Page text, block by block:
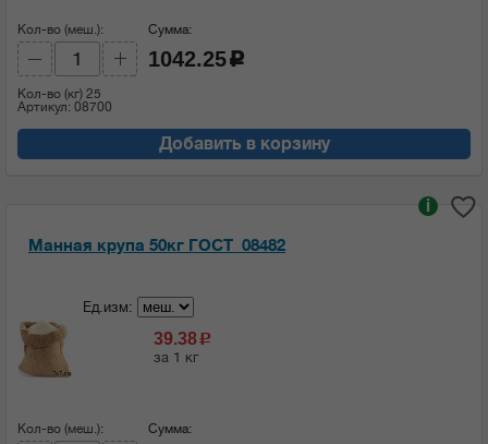
Кол-во (меш.):
Кол-во (кг) 25
Артикул: 08700
Сумма:
1042.25 c
Добавить в корзину
Манная крупа 50кг ГОСТ_08482
i
Ед.изм:
39.38c
за 1 кг
Кол-во (меш.): Сумма: